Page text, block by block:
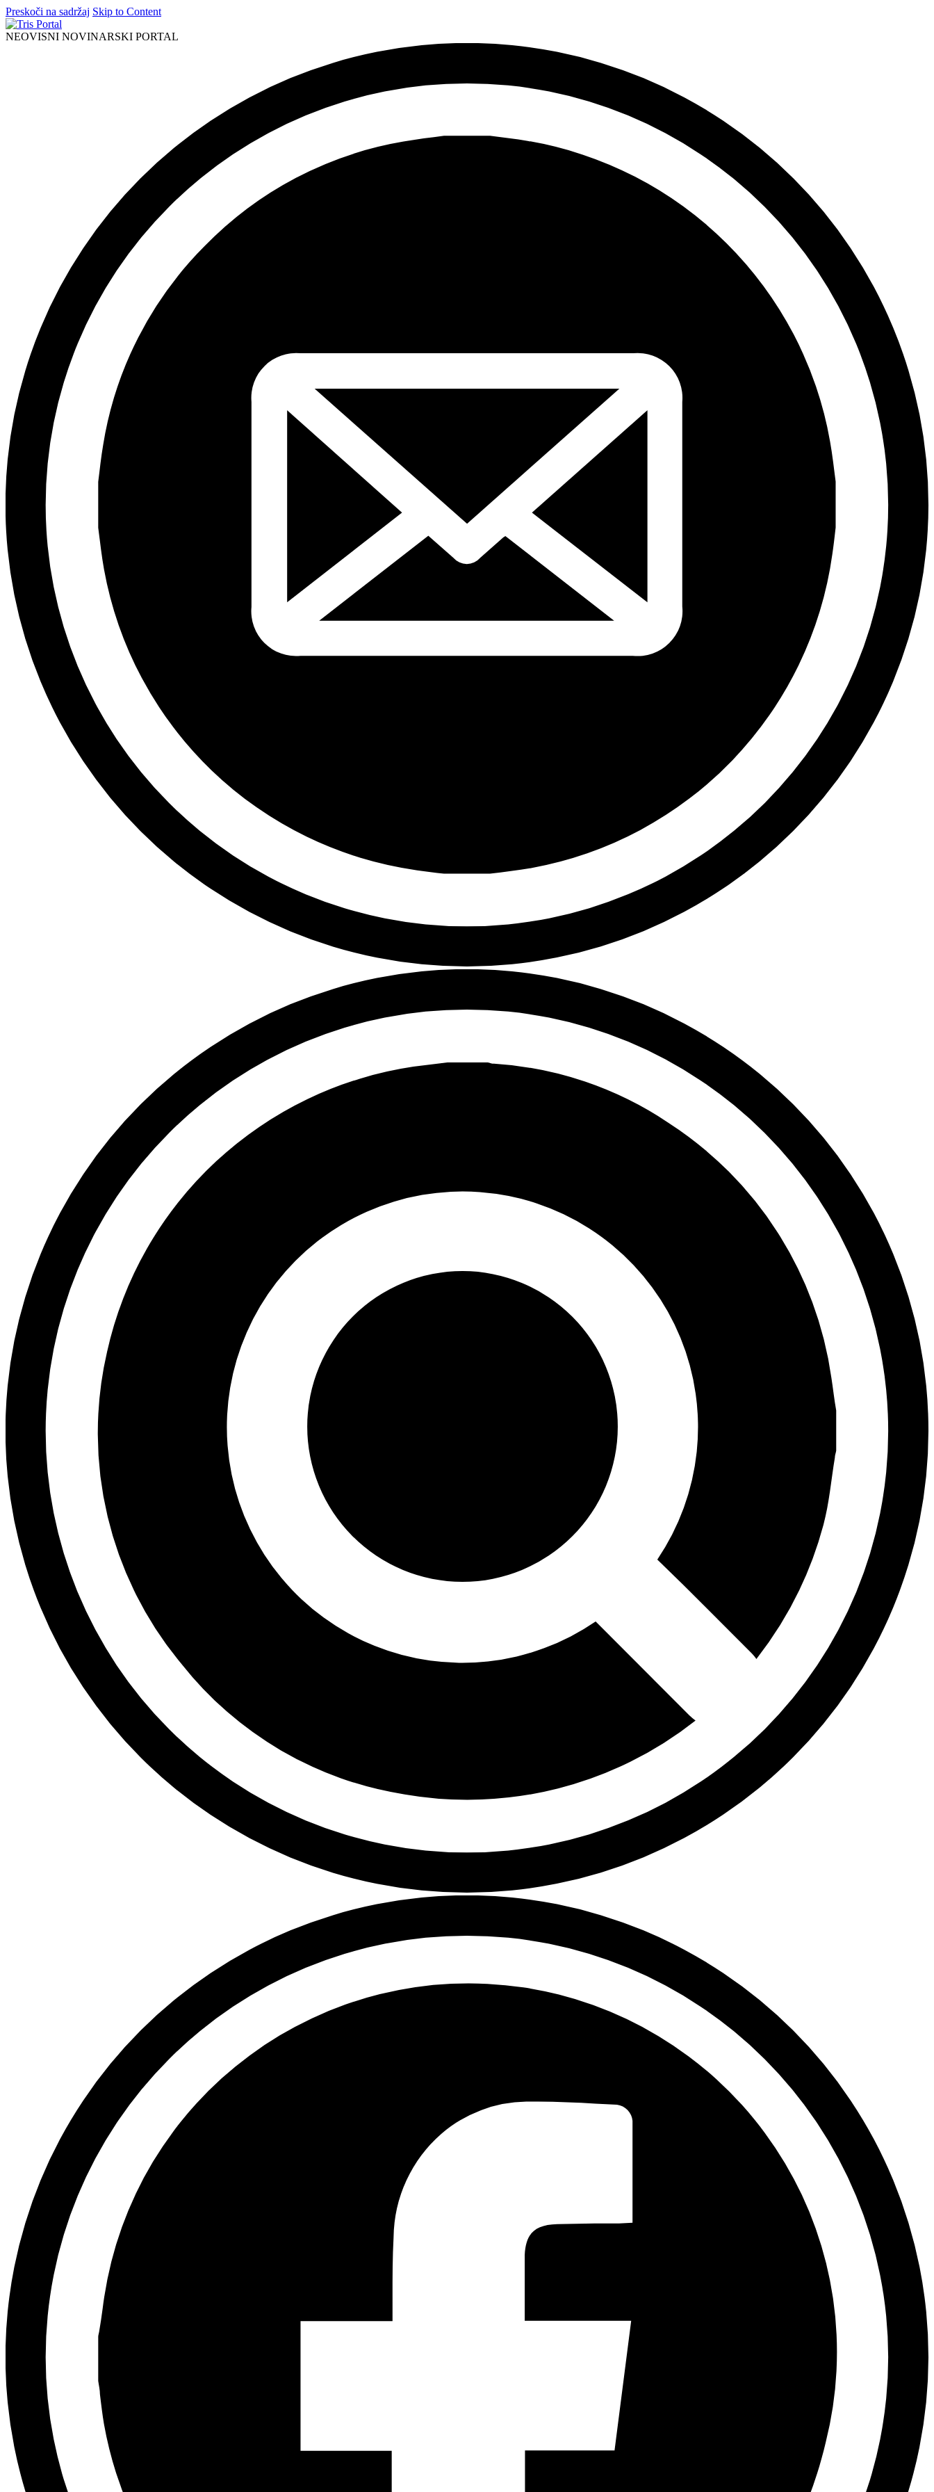
Preskoči na sadržaj Skip to Content
NEOVISNI NOVINARSKI PORTAL